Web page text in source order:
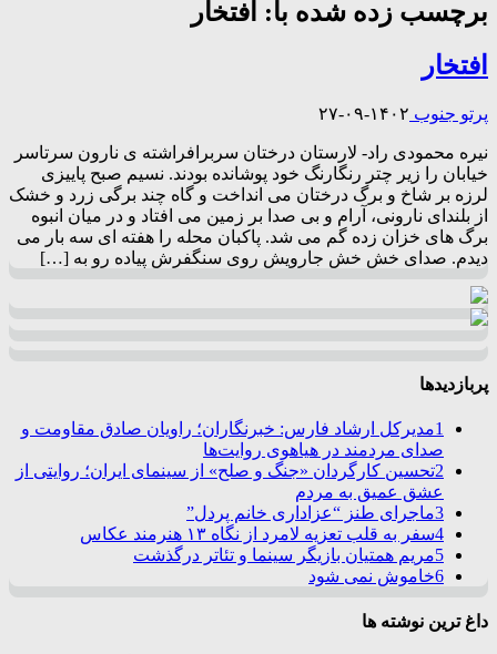
برچسب زده شده با: افتخار
افتخار
پرتو جنوب ۱۴۰۲-۰۹-۲۷
نیره محمودی راد- لارستان درختان سربرافراشته ی نارون سرتاسر
خیابان را زیر چتر رنگارنگ خود پوشانده بودند. نسیم صبح پاییزی
لرزه بر شاخ و برگ درختان می انداخت و گاه چند برگی زرد و خشک
از بلندای نارونی، آرام و بی صدا بر زمین می افتاد و در میان انبوه
برگ های خزان زده گم می شد. پاکبان محله را هفته ای سه بار می
دیدم. صدای خش خش جارویش روی سنگفرش پیاده رو به […]
پربازدیدها
1مدیرکل ارشاد فارس: خبرنگاران؛ راویان صادق مقاومت و
صدای مردمند در هیاهوی روایت‌ها
2تحسین کارگردان «جنگ و صلح» از سینمای ایران؛ روایتی از
عشق عمیق به مردم
3ماجرای طنز “عزاداری خانم پردل”
4سفر به قلب تعزیه لامرد از نگاه ۱۳ هنرمند عکاس
5مریم همتیان بازیگر سینما و تئاتر درگذشت
6خاموش نمی شود
داغ ترین نوشته ها